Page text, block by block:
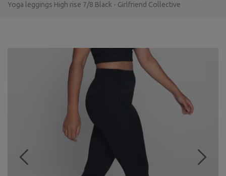
Yoga leggings High rise 7/8 Black - Girlfriend Collective